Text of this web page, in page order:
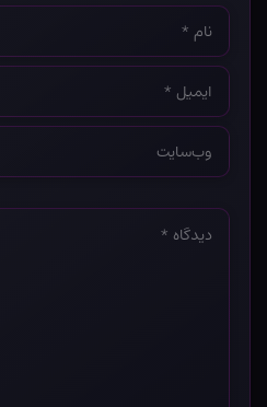
نام
*
ایمیل
*
وب‌سایت
*
دیدگاه